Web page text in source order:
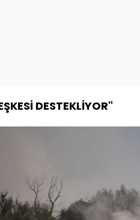
DESTEKLİYOR"